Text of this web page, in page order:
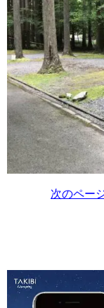
次のペー